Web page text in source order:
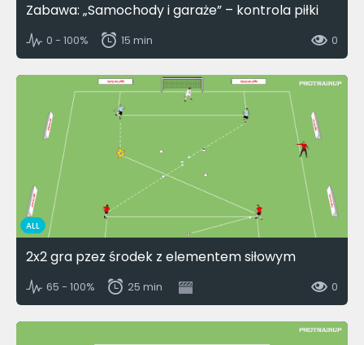
Zabawa: „Samochody i garaże” – kontrola piłki
0 - 100% 15 min 0
ALL
2x2 gra pzez środek z elementem siłowym
65 - 100% 25 min 0